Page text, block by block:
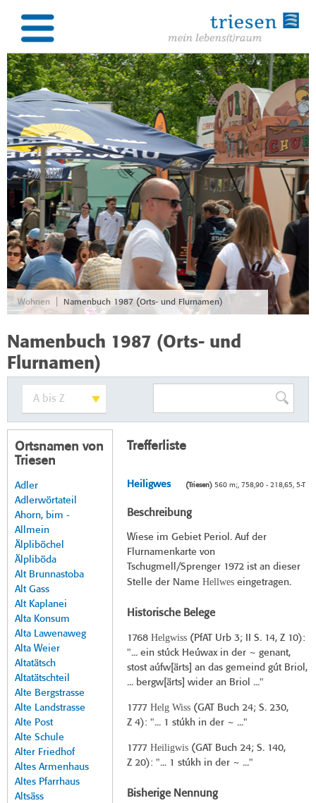
Wohnen Namenbuch 1987 (Orts- und Flurnamen)
Namenbuch 1987 (Orts- und
Flurnamen)
Ortsnamen von
Triesen
Adler
Adlerwörtateil
Ahorn, bim -
Allmein
Älpliböchel
Älpliböda
Alt Brunnastoba
Alt Gass
Alt Kaplanei
Alta Konsum
Alta Lawenaweg
Alta Weier
Altatätsch
Altatätschteil
Alte Bergstrasse
Alte Landstrasse
Alte Post
Alte Schule
Alter Friedhof
Altes Armenhaus
Altes Pfarrhaus
Altsäss
Trefferliste
Heiligwes (Triesen)560 m;, 758,90 - 218,65, 5-T
Beschreibung
Wiese im Gebiet Periol. Auf der
Flurnamenkarte von
Tschugmell/Sprenger 1972 ist an dieser
Stelle der Name Hellweseingetragen.
Historische Belege
1768 Helgwiss( PfAT Urb 3; II S. 14, Z 10):
"... ein stúck Heúwax in der ~ genant,
stost aúfw[ärts] an das gemeind gút Briol,
... bergw[ärts] wider an Briol ..."
1777 Helg Wiss(GAT Buch 24; S. 230,
Z 4): "... 1 stúkh in der ~ ..."
1777 Heiligwis(GAT Buch 24; S. 140,
Z 20): "... 1 stúkh in der ~ ..."
Bisherige Nennung